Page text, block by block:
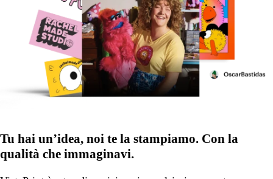
Tu hai un’idea, noi te la stampiamo. Con la
qualità che immaginavi.